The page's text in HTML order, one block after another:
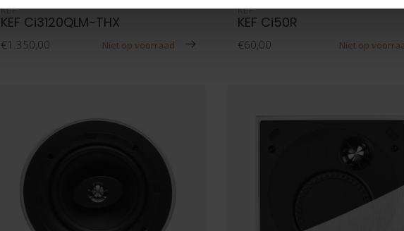
KEF
KEF Ci3120QLM-THX
€1.350,00 Niet op voorraad
KEF
KEF Ci50R
€60,00 Niet op